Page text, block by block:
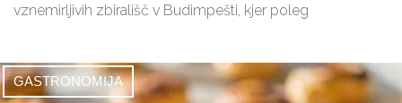
vznemirljivih zbirališč v Budimpešti, kjer poleg
GASTRONOMIJA